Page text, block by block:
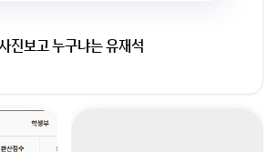
진보고 누구냐는 유재석